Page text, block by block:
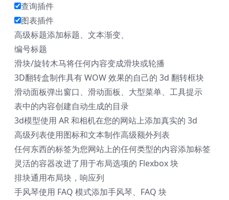
查询插件
图表插件
高级标题添加标题、文本渐变、
编号标题
滑块/旋转木马将任何内容变成滑块或轮播
3D翻转盒制作具有 WOW 效果的自己的 3d 翻转框块
滑动面板弹出窗口、滑动面板、大型菜单、工具提示
表中的内容创建自动生成的目录
3d模型使用 AR 和相机在您的网站上添加真实的 3d
高级列表使用图标和文本制作高级额外列表
任何东西的标签为您网站上的任何类型的内容添加标签
灵活的容器改进了用于布局选项的 Flexbox 块
排块通用布局块，响应列
手风琴使用 FAQ 模式添加手风琴、FAQ 块